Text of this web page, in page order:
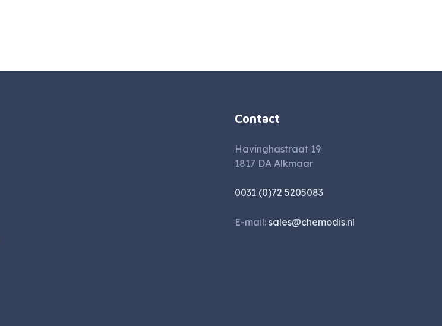
Contact
Havinghastraat 19
1817 DA Alkmaar
0031 (0)72 5205083
E-mail:sales@chemodis.nl